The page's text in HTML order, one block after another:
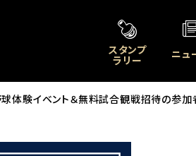
スタンプ
ラリー ニュ
体験イベント＆無料試合観戦招待の参加